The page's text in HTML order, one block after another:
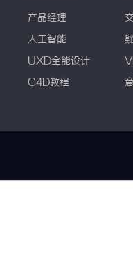
产品经理
人工智能
UXD全能设计
C4D教程